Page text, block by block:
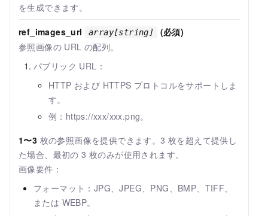
を生成できます。
ref_images_url array[string]
(必須)
参照画像の URL の配列。
パブリック URL：
HTTP および HTTPS プロトコルをサポートしま
す。
例：https://xxx/xxx.png。
1〜3 枚の参照画像を提供できます。3 枚を超えて提供し
た場合、最初の 3 枚のみが使用されます。
画像要件：
フォーマット：JPG、JPEG、PNG、BMP、TIFF、
または WEBP。